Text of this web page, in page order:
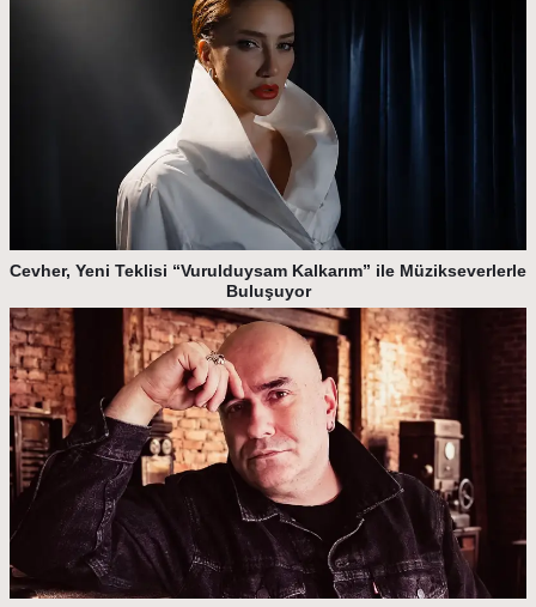
Cevher, Yeni Teklisi “Vurulduysam Kalkarım” ile Müzikseverlerle
Buluşuyor